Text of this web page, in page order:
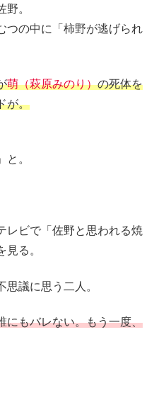
。
つの中に「柿野が逃げられ
萌（萩原みのり）の死体を
が。
。
レビで「佐野と思われる焼
る。
議に思う二人。
にもバレない。もう一度、